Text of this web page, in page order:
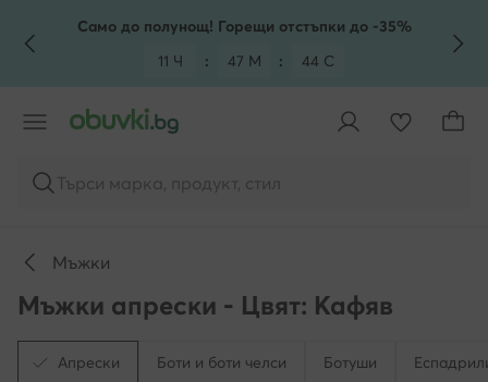
КЪМ ОСНОВНОТО СЪДЪРЖАНИЕ
КЪМ ТЪРСЕНЕ
Само до полунощ! Горещи отстъпки до -35%
11 Ч
: 47 М : 43 С
Търси марка, продукт, стил
Мъжки
Мъжки апрески - Цвят: Кафяв
Апрески Боти и боти челси Ботуши